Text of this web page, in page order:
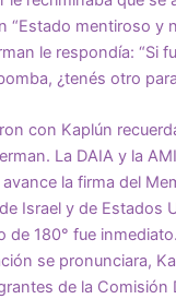
“Estado mentiroso y
le respondía: “Si
¿tenés otro
con Kaplún
La DAIA y la
la firma del
Israel y de Estados
de 180° fue
se pronunciara,
de la Comisión